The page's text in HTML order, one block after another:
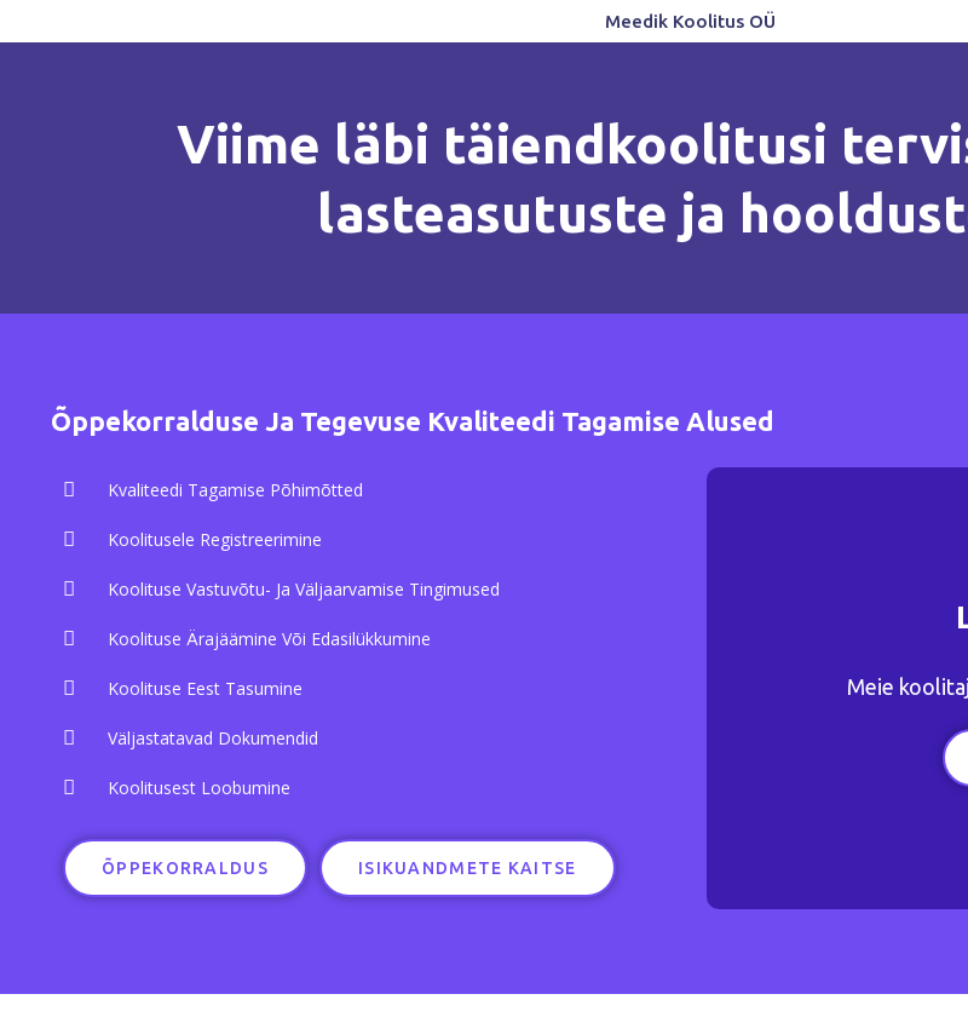
Meedik Koolitus OÜ
Viime läbi täiendkoolitusi
lasteasutuste ja
Õppekorralduse Ja Tegevuse Kvaliteedi Tagamise Alused
Kvaliteedi Tagamise Põhimõtted
Koolitusele Registreerimine
Koolituse Vastuvõtu- Ja Väljaarvamise Tingimused
Koolituse Ärajäämine Või Edasilükkumine
Koolituse Eest Tasumine
Väljastatavad Dokumendid
Koolitusest Loobumine
ÕPPEKORRALDUS ISIKUANDMETE KAITSE
Meie